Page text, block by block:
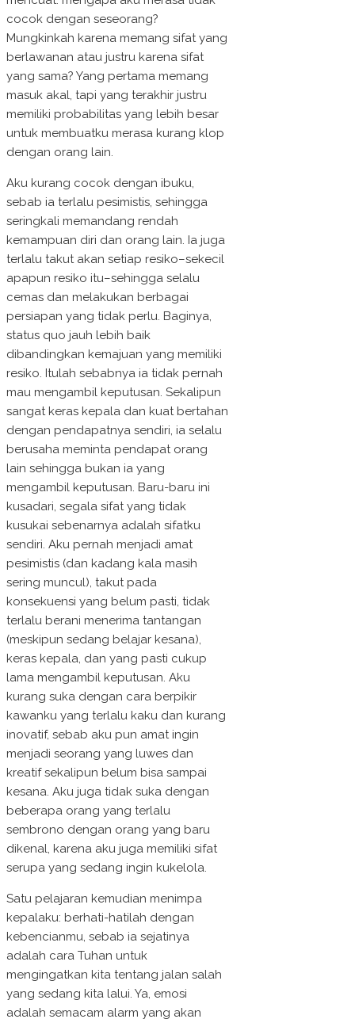
cocok dengan seseorang?
Mungkinkah karena memang sifat yang
berlawanan atau justru karena sifat
yang sama? Yang pertama memang
masuk akal, tapi yang terakhir justru
memiliki probabilitas yang lebih besar
untuk membuatku merasa kurang klop
dengan orang lain.
Aku kurang cocok dengan ibuku,
sebab ia terlalu pesimistis, sehingga
seringkali memandang rendah
kemampuan diri dan orang lain. Ia juga
terlalu takut akan setiap resiko–sekecil
apapun resiko itu–sehingga selalu
cemas dan melakukan berbagai
persiapan yang tidak perlu. Baginya,
status quo jauh lebih baik
dibandingkan kemajuan yang memiliki
resiko. Itulah sebabnya ia tidak pernah
mau mengambil keputusan. Sekalipun
sangat keras kepala dan kuat bertahan
dengan pendapatnya sendiri, ia selalu
berusaha meminta pendapat orang
lain sehingga bukan ia yang
mengambil keputusan. Baru-baru ini
kusadari, segala sifat yang tidak
kusukai sebenarnya adalah sifatku
sendiri. Aku pernah menjadi amat
pesimistis (dan kadang kala masih
sering muncul), takut pada
konsekuensi yang belum pasti, tidak
terlalu berani menerima tantangan
(meskipun sedang belajar kesana),
keras kepala, dan yang pasti cukup
lama mengambil keputusan. Aku
kurang suka dengan cara berpikir
kawanku yang terlalu kaku dan kurang
inovatif, sebab aku pun amat ingin
menjadi seorang yang luwes dan
kreatif sekalipun belum bisa sampai
kesana. Aku juga tidak suka dengan
beberapa orang yang terlalu
sembrono dengan orang yang baru
dikenal, karena aku juga memiliki sifat
serupa yang sedang ingin kukelola.
Satu pelajaran kemudian menimpa
kepalaku: berhati-hatilah dengan
kebencianmu, sebab ia sejatinya
adalah cara Tuhan untuk
mengingatkan kita tentang jalan salah
yang sedang kita lalui. Ya, emosi
adalah semacam alarm yang akan